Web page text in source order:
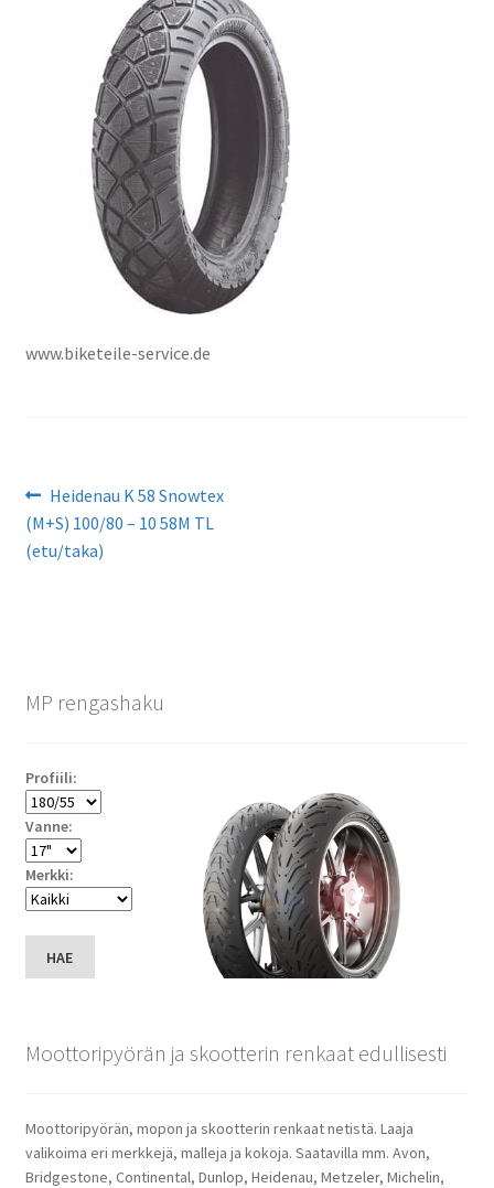
www.biketeile-service.de
Artikkelien
selaus
Edellinen
artikkeli
Heidenau K 58 Snowtex
(M+S) 100/80 – 10 58M TL
(etu/taka)
MP rengashaku
Profiili:
Vanne:
Merkki:
HAE
Moottoripyörän ja skootterin renkaat edullisesti
Moottoripyörän, mopon ja skootterin renkaat netistä. Laaja
valikoima eri merkkejä, malleja ja kokoja. Saatavilla mm. Avon,
Bridgestone, Continental, Dunlop, Heidenau, Metzeler, Michelin,